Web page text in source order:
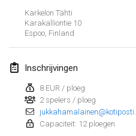
Karkelon Tähti
Karakalliontie 10
Espoo, Finland
Inschrijvingen
8 EUR / ploeg
2 spelers / ploeg
Capaciteit: 12 ploegen
Tournoi d'Hiver
Tournoi de Mölkky -
25 jan. 2020|
februari 2020